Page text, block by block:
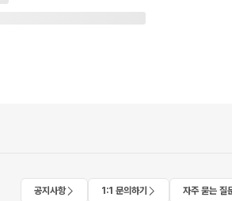
공지사항 1:1 문의하기 자주 묻는 질